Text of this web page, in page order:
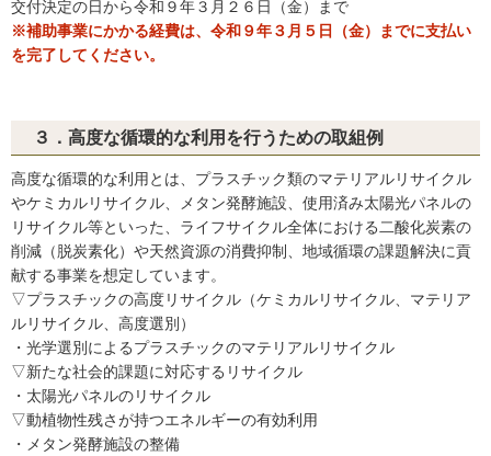
交付決定の日から令和９年３月２６日（金）まで
※補助事業にかかる経費は、令和９年３月５日（金）までに支払い
を完了してください。
３．高度な循環的な利用を行うための取組例
高度な循環的な利用とは、プラスチック類のマテリアルリサイクル
やケミカルリサイクル、メタン発酵施設、使用済み太陽光パネルの
リサイクル等といった、ライフサイクル全体における二酸化炭素の
削減（脱炭素化）や天然資源の消費抑制、地域循環の課題解決に貢
献する事業を想定しています。
▽プラスチックの高度リサイクル（ケミカルリサイクル、マテリア
ルリサイクル、高度選別）
・光学選別によるプラスチックのマテリアルリサイクル
▽新たな社会的課題に対応するリサイクル
・太陽光パネルのリサイクル
▽動植物性残さが持つエネルギーの有効利用
・メタン発酵施設の整備